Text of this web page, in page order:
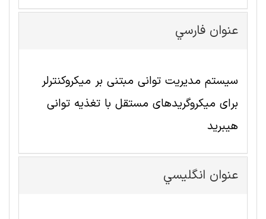
عنوان فارسي
سیستم مدیریت توانی مبتنی بر میکروکنترلر
برای میکروگریدهای مستقل با تغذیه توانی
هیبرید
عنوان انگليسي